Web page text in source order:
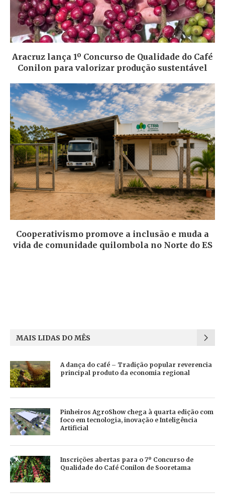
Aracruz lança 1º Concurso de Qualidade do Café
Conilon para valorizar produção sustentável
Cooperativismo promove a inclusão e muda a
vida de comunidade quilombola no Norte do ES
MAIS LIDAS DO MÊS
A dança do café – Tradição popular reverencia
principal produto da economia regional
Pinheiros AgroShow chega à quarta edição com
foco em tecnologia, inovação e Inteligência
Artificial
Inscrições abertas para o 7º Concurso de
Qualidade do Café Conilon de Sooretama